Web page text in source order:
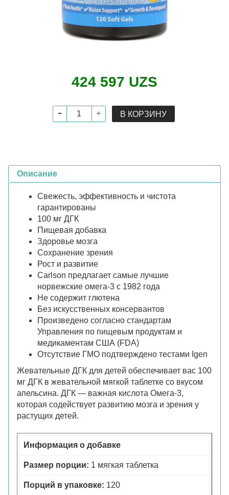
424 597 UZS
В КОРЗИНУ
Описание
Свежесть, эффективность и чистота
гарантированы
100 мг ДГК
Пищевая добавка
Здоровье мозга
Сохранение зрения
Рост и развитие
Carlson предлагает самые лучшие
норвежские омега-3 с 1982 года
Не содержит глютена
Без искусственных консервантов
Произведено согласно стандартам
Управления по пищевым продуктам и
медикаментам США (FDA)
Отсутствие ГМО подтверждено тестами Igen
Жевательные ДГК для детей обеспечивает вас 100
мг ДГК в жевательной мягкой таблетке со вкусом
апельсина. ДГК — важная кислота Омега-3,
которая содействует развитию мозга и зрения у
растущих детей.
Информация о добавке
Размер порции: 1 мягкая таблетка
Порций в упаковке: 120